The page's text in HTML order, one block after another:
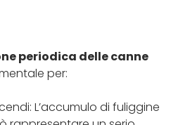
periodica delle canne
per:
L’accumulo di fuliggine